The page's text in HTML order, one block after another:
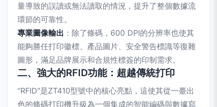
量導致的誤讀或無法讀取的情況，提升了整個數據流
環節的可靠性。
專業圖像輸出 ：除了條碼，600 DPI的分辨率也使其
能夠勝任打印徽標、產品圖片、安全警告標識等復雜
圖形，滿足品牌展示和合規性標簽的印制需求。
二、強大的RFID功能：超越傳統打印
“RFID”是ZT410型號中的核心亮點，這使其從一臺出
色的條碼打印機升級為一個集成的智能編碼與數據寫